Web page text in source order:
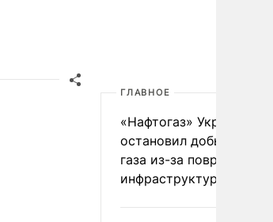
ГЛАВНОЕ
«Нафтогаз» Украины
остановил добычу
газа из-за повреждения
инфраструктуры